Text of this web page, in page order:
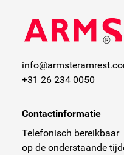
+31 26 234 0050
Contactinformatie
Telefonisch bereikbaar
op de onderstaande